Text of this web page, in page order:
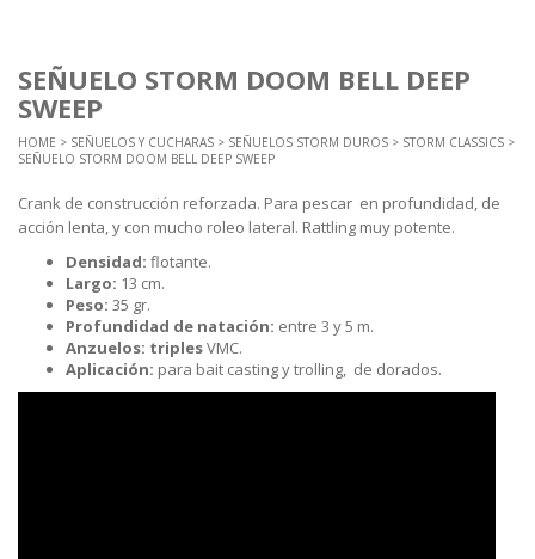
SEÑUELO STORM DOOM BELL DEEP
SWEEP
HOME > SEÑUELOS Y CUCHARAS > SEÑUELOS STORM DUROS > STORM CLASSICS >
SEÑUELO STORM DOOM BELL DEEP SWEEP
Crank de construcción reforzada. Para pescar en profundidad, de
acción lenta, y con mucho roleo lateral. Rattling muy potente.
Densidad: flotante.
Largo: 13 cm.
Peso: 35 gr.
Profundidad de natación: entre 3 y 5 m.
Anzuelos: triplesVMC.
Aplicación: para bait casting y trolling, de dorados.